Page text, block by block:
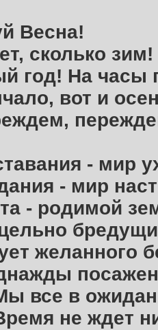
Весна!
сколько зим!
год! На часы
вот и
- мир
- мир
- родимой
желанного
все в
не ждет